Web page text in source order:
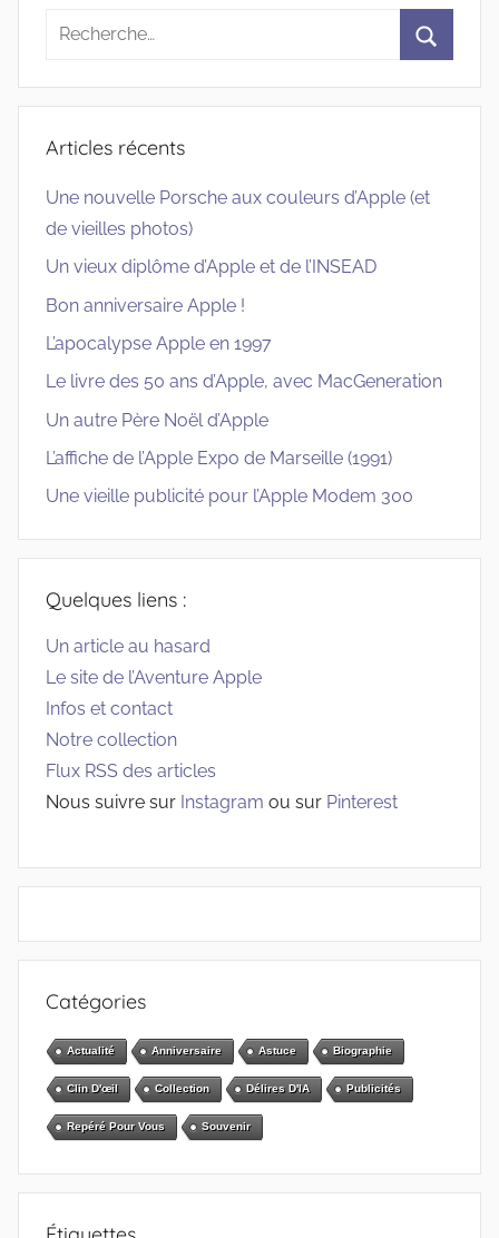
publications
Recherche
:
Articles récents
Une nouvelle Porsche aux couleurs d’Apple (et
de vieilles photos)
Un vieux diplôme d’Apple et de l’INSEAD
Bon anniversaire Apple !
L’apocalypse Apple en 1997
Le livre des 50 ans d’Apple, avec MacGeneration
Un autre Père Noël d’Apple
L’affiche de l’Apple Expo de Marseille (1991)
Une vieille publicité pour l’Apple Modem 300
Quelques liens :
Un article au hasard
Le site de l’Aventure Apple
Infos et contact
Notre collection
Flux RSS des articles
Nous suivre sur Instagram ou sur Pinterest
Catégories
Actualité Anniversaire Astuce Biographie
Clin D'œil Collection Délires D'IA Publicités
Repéré Pour Vous Souvenir